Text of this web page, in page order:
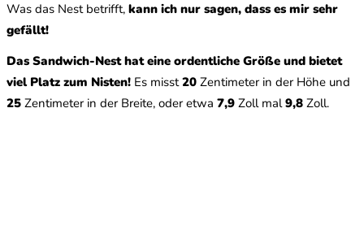
Was das Nest betrifft, kann ich nur sagen, dass es mir sehr
gefällt!
Das Sandwich-Nest hat eine ordentliche Größe und bietet
viel Platz zum Nisten! Es misst20 Zentimeter in der Höhe und
25 Zentimeter in der Breite, oder etwa 7,9 Zoll mal9,8 Zoll.